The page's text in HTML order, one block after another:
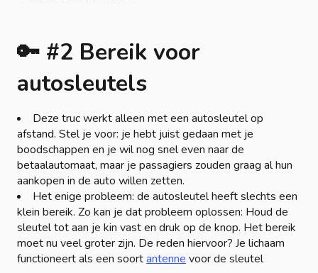
🔑 #2 Bereik voor
autosleutels
Deze truc werkt alleen met een autosleutel op
afstand. Stel je voor: je hebt juist gedaan met je
boodschappen en je wil nog snel even naar de
betaalautomaat, maar je passagiers zouden graag al hun
aankopen in de auto willen zetten.
Het enige probleem: de autosleutel heeft slechts een
klein bereik. Zo kan je dat probleem oplossen: Houd de
sleutel tot aan je kin vast en druk op de knop. Het bereik
moet nu veel groter zijn. De reden hiervoor? Je lichaam
functioneert als een soortantenne voor de sleutel